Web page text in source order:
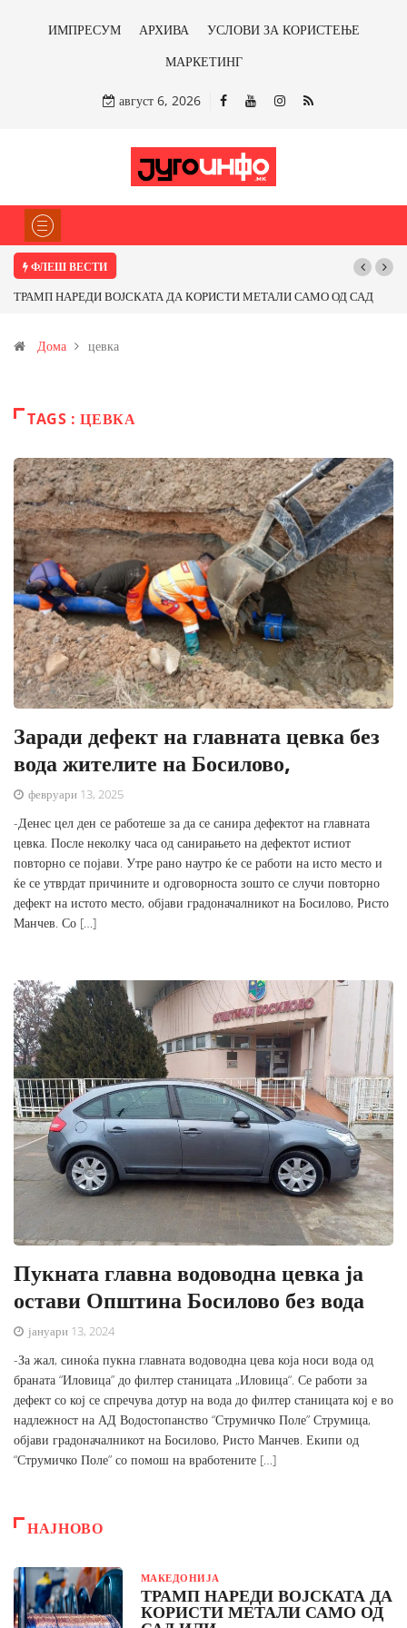
ИМПРЕСУМ АРХИВА
УСЛОВИ ЗА КОРИСТЕЊЕ
МАРКЕТИНГ
август 6, 2026
ФЛЕШ ВЕСТИ
ТРАМП НАРЕДИ ВОЈСКАТА ДА КОРИСТИ МЕТАЛИ САМО ОД САД
Иловица и со антимонот?
Дома цевка
TAGS : ЦЕВКА
Заради дефект на главната цевка без
вода жителите на Босилово,
февруари 13, 2025
-Денес цел ден се работеше за да се санира дефектот на главната
цевка. После неколку часа од санирањето на дефектот истиот
повторно се појави. Утре рано наутро ќе се работи на исто место и
ќе се утврдат причините и одговорноста зошто се случи повторно
дефект на истото место, објави градоначалникот на Босилово, Ристо
Манчев. Со […]
Пукната главна водоводна цевка ја
остави Општина Босилово без вода
јануари 13, 2024
-За жал, синоќа пукна главната водоводна цева која носи вода од
браната “Иловица” до филтер станицата „Иловица“. Се работи за
дефект со кој се спречува дотур на вода до филтер станицата кој е во
надлежност на АД Водостопанство “Струмичко Поле” Струмица,
објави градоначалникот на Босилово, Ристо Манчев. Екипи од
“Струмичко Поле” со помош на вработените […]
НАЈНОВО
МАКЕДОНИЈА
ТРАМП НАРЕДИ ВОЈСКАТА ДА
КОРИСТИ МЕТАЛИ САМО ОД